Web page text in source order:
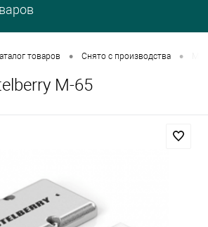
товаров • Снято с производства •
M-65